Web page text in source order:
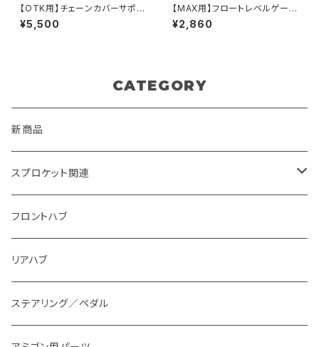
【OTK用】チェーンカバーサポー
ト（TK-G-80-OTK）
¥5,500
【MAX用】フロートレベルゲージ
四角タイプ
¥2,860
CATEGORY
新商品
スプロケット関連
翼～AKIRA~
匠
アミゴン
フロントハブ
リアハブ
ステアリング／ペダル